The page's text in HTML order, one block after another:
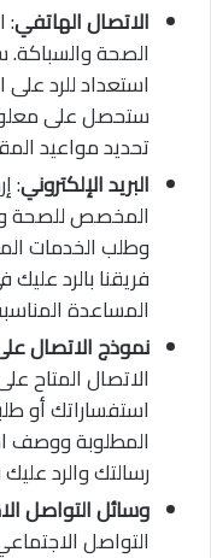
الاتصال الهاتفي:
الصحة
استعداد للرد على
ستحصل على
تحديد مواعيد
البريد الإلكتروني:
المخصص للصحة
وطلب الخدمات
فريقنا بالرد
المساعدة
نموذج الاتصال
الاتصال المتاح
استفساراتك أو
المطلوبة ووصف
رسالتك والرد
وسائل التواصل
التواصل